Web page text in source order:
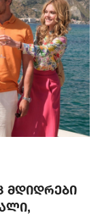
მდიდრები